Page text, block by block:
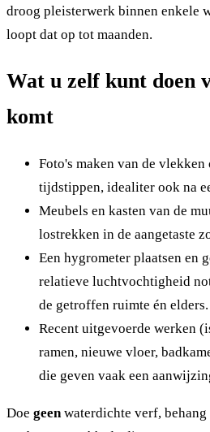
droog pleisterwerk binnen enkele
loopt dat op tot maanden.
Wat u zelf kunt doen
komt
Foto's maken van de
tijdstippen, idealiter ook na
Meubels en kasten van de
lostrekken in de aangetaste
Een hygrometer plaatsen en
relatieve luchtvochtigheid
de getroffen ruimte én elders.
Recent uitgevoerde werken
ramen, nieuwe vloer,
die geven vaak een
Doe geenwaterdichte verf, behang